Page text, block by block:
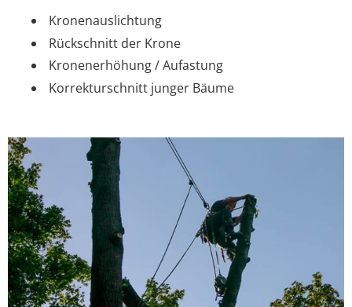
Kronenauslichtung
Rückschnitt der Krone
Kronenerhöhung / Aufastung
Korrekturschnitt junger Bäume